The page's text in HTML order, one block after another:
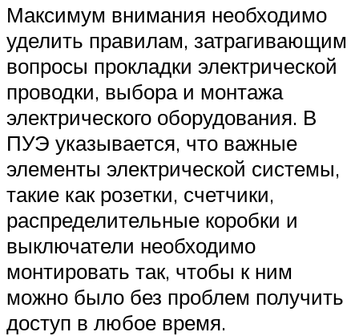
Максимум внимания необходимо
уделить правилам, затрагивающим
вопросы прокладки электрической
проводки, выбора и монтажа
электрического оборудования. В
ПУЭ указывается, что важные
элементы электрической системы,
такие как розетки, счетчики,
распределительные коробки и
выключатели необходимо
монтировать так, чтобы к ним
можно было без проблем получить
доступ в любое время.